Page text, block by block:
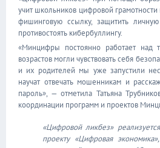
учит школьников цифровой грамотности
фишинговую ссылку, защитить
противостоять кибербуллингу.
«Минцифры постоянно работает над
возрастов могли чувствовать себя
и их родителей мы уже запустили
научат отвечать мошенникам и
пароль», — отметила Татьяна
координации программ и проектов
«Цифровой ликбез»
проекту «Цифровая